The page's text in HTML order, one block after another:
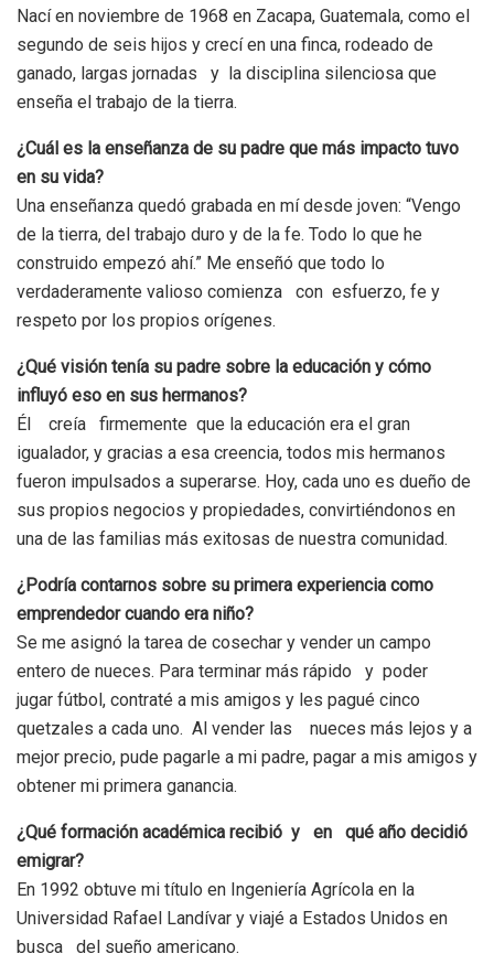
Nací en noviembre de 1968 en Zacapa, Guatemala, como el
segundo de seis hijos y crecí en una finca, rodeado de
ganado, largas jornadas y la disciplina silenciosa que
enseña el trabajo de la tierra.
¿Cuál es la enseñanza de su padre que más impacto tuvo
en su vida?
Una enseñanza quedó grabada en mí desde joven: “Vengo
de la tierra, del trabajo duro y de la fe. Todo lo que he
construido empezó ahí.” Me enseñó que todo lo
verdaderamente valioso comienza con esfuerzo, fe y
respeto por los propios orígenes.
¿Qué visión tenía su padre sobre la educación y cómo
influyó eso en sus hermanos?
Él creía firmemente que la educación era el gran
igualador, y gracias a esa creencia, todos mis hermanos
fueron impulsados a superarse. Hoy, cada uno es dueño de
sus propios negocios y propiedades, convirtiéndonos en
una de las familias más exitosas de nuestra comunidad.
¿Podría contarnos sobre su primera experiencia como
emprendedor cuando era niño?
Se me asignó la tarea de cosechar y vender un campo
entero de nueces. Para terminar más rápido y poder
jugar fútbol, contraté a mis amigos y les pagué cinco
quetzales a cada uno. Al vender las nueces más lejos y a
mejor precio, pude pagarle a mi padre, pagar a mis amigos y
obtener mi primera ganancia.
¿Qué formación académica recibió y en qué año decidió
emigrar?
En 1992 obtuve mi título en Ingeniería Agrícola en la
Universidad Rafael Landívar y viajé a Estados Unidos en
busca del sueño americano.